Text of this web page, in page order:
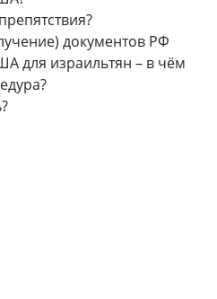
документов РФ
для израильтян – в чём